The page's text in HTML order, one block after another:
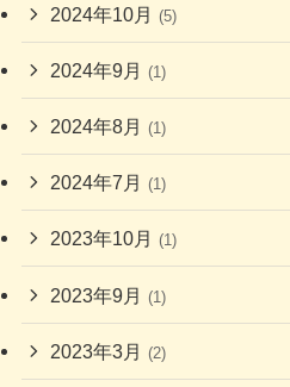
2024年10月 (5)
2024年9月 (1)
2024年8月 (1)
2024年7月 (1)
2023年10月 (1)
2023年9月 (1)
2023年3月 (2)